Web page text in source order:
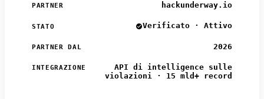
PARTNER hackunderway.io
STATO Verificato · Attivo
PARTNER DAL 2026
INTEGRAZIONE
API di intelligence sulle
violazioni · 15 mld+ record